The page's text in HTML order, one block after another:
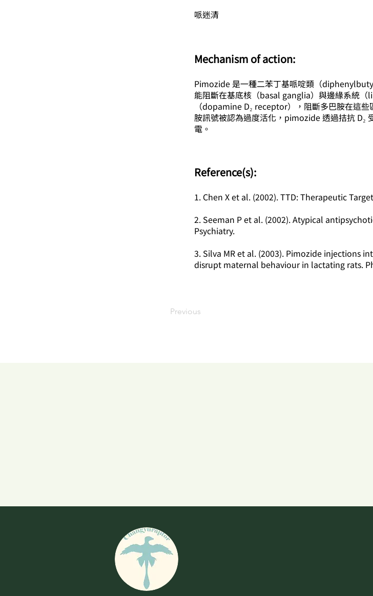
哌迷清
Mechanism of action:
Pimozide 是一種二苯丁基哌啶類（
能阻斷在基底核（basal ganglia）與邊緣系統（
（dopamine D₂ receptor），阻斷多巴胺在這
胺訊號被認為過度活化，pimozide 透過拮抗 D₂
電。
​Reference(s):
1. Chen X et al. (2002). TTD: Therapeutic
2. Seeman P et al. (2002). Atypical
Psychiatry.
3. Silva MR et al. (2003). Pimozide injections
disrupt maternal behaviour in lactating rats.
Previous